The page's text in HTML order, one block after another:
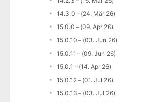
14.3.0 – (24. Mär 26)
15.0.0 – (09. Apr 26)
15.0.10 – (03. Jun 26)
15.0.11 – (09. Jun 26)
15.0.1 – (14. Apr 26)
15.0.12 – (01. Jul 26)
15.0.13 – (03. Jul 26)